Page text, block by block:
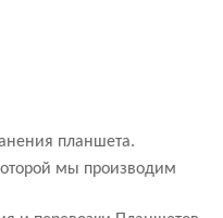
планшета.
мы производим